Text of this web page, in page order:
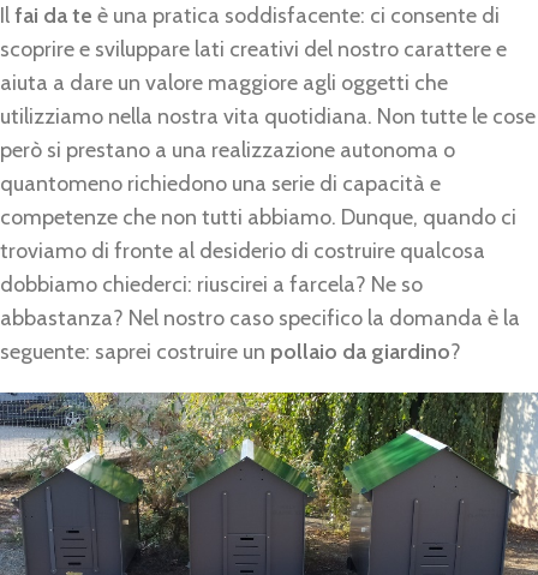
Ilfai da te è una pratica soddisfacente: ci consente di
scoprire e sviluppare lati creativi del nostro carattere e
aiuta a dare un valore maggiore agli oggetti che
utilizziamo nella nostra vita quotidiana. Non tutte le cose
però si prestano a una realizzazione autonoma o
quantomeno richiedono una serie di capacità e
competenze che non tutti abbiamo. Dunque, quando ci
troviamo di fronte al desiderio di costruire qualcosa
dobbiamo chiederci: riuscirei a farcela? Ne so
abbastanza? Nel nostro caso specifico la domanda è la
seguente: saprei costruire un pollaio da giardino?